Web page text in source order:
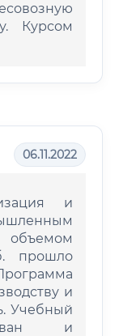
Курсом
06.11.2022
и
объемом
прошло
и
Учебный
и